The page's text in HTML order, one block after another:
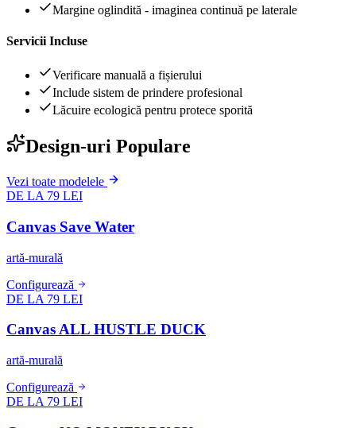
Margine oglindită - imaginea continuă pe laterale
Servicii Incluse
Verificare manuală a fișierului
Include sistem de prindere profesional
Lăcuire ecologică pentru protece sporită
Design-uri Populare
Vezi toate modelele
DE LA 79 LEI
Canvas Save Water
artă-murală
Configurează
DE LA 79 LEI
Canvas ALL HUSTLE DUCK
artă-murală
Configurează
DE LA 79 LEI